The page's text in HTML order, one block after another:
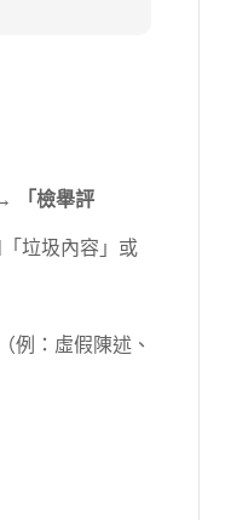
「檢舉評
垃圾內容」或
例：虛假陳述、